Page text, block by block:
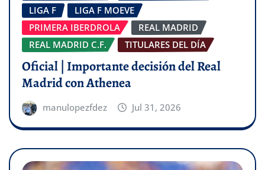
LIGA F
LIGA F MOEVE
PRIMERA IBERDROLA
REAL MADRID
REAL MADRID C.F.
TITULARES DEL DÍA
Oficial | Importante decisión del Real
Madrid con Athenea
manulopezfdez Jul 31, 2026